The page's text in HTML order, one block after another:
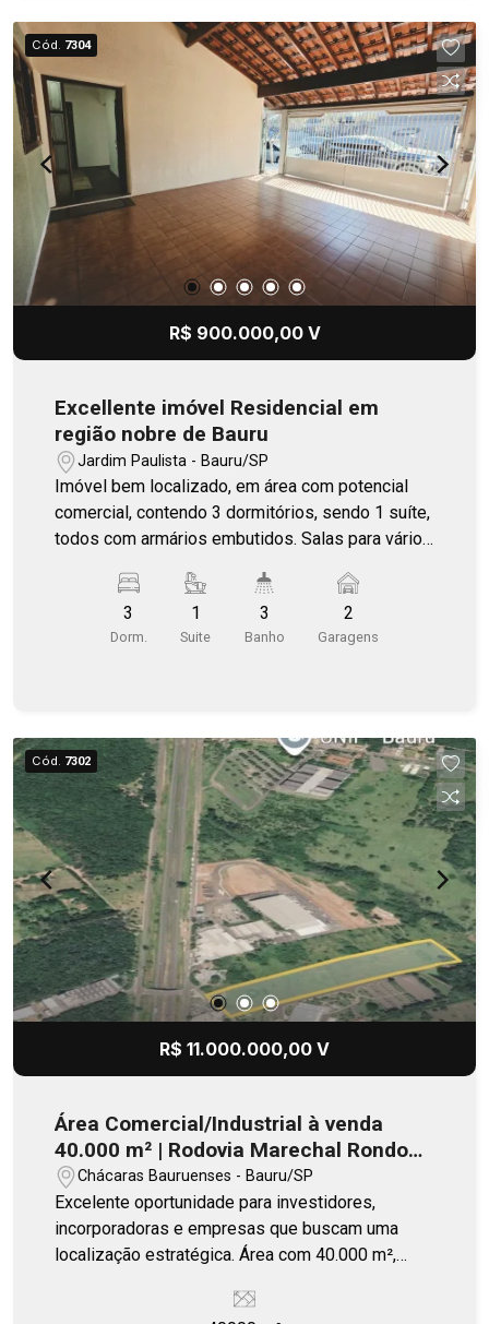
Cód. 7304
R$ 900.000,00 V
Excellente imóvel Residencial em
região nobre de Bauru
Jardim Paulista - Bauru/SP
Imóvel bem localizado, em área com potencial
comercial, contendo 3 dormitórios, sendo 1 suíte,
todos com armários embutidos. Salas para vários
e piscina.
3
Dorm.
1
Suite
3
Banho
2
Garagens
Cód. 7302
R$ 11.000.000,00 V
Área Comercial/Industrial à venda
40.000 m² | Rodovia Marechal Rondon -
Bauru/SP
Chácaras Bauruenses - Bauru/SP
Excelente oportunidade para investidores,
incorporadoras e empresas que buscam uma
localização estratégica. Área com 40.000 m²,
barracões industriais, centros de distribuição,